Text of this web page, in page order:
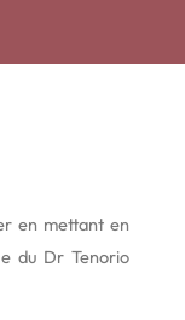
en mettant en
du Dr Tenorio